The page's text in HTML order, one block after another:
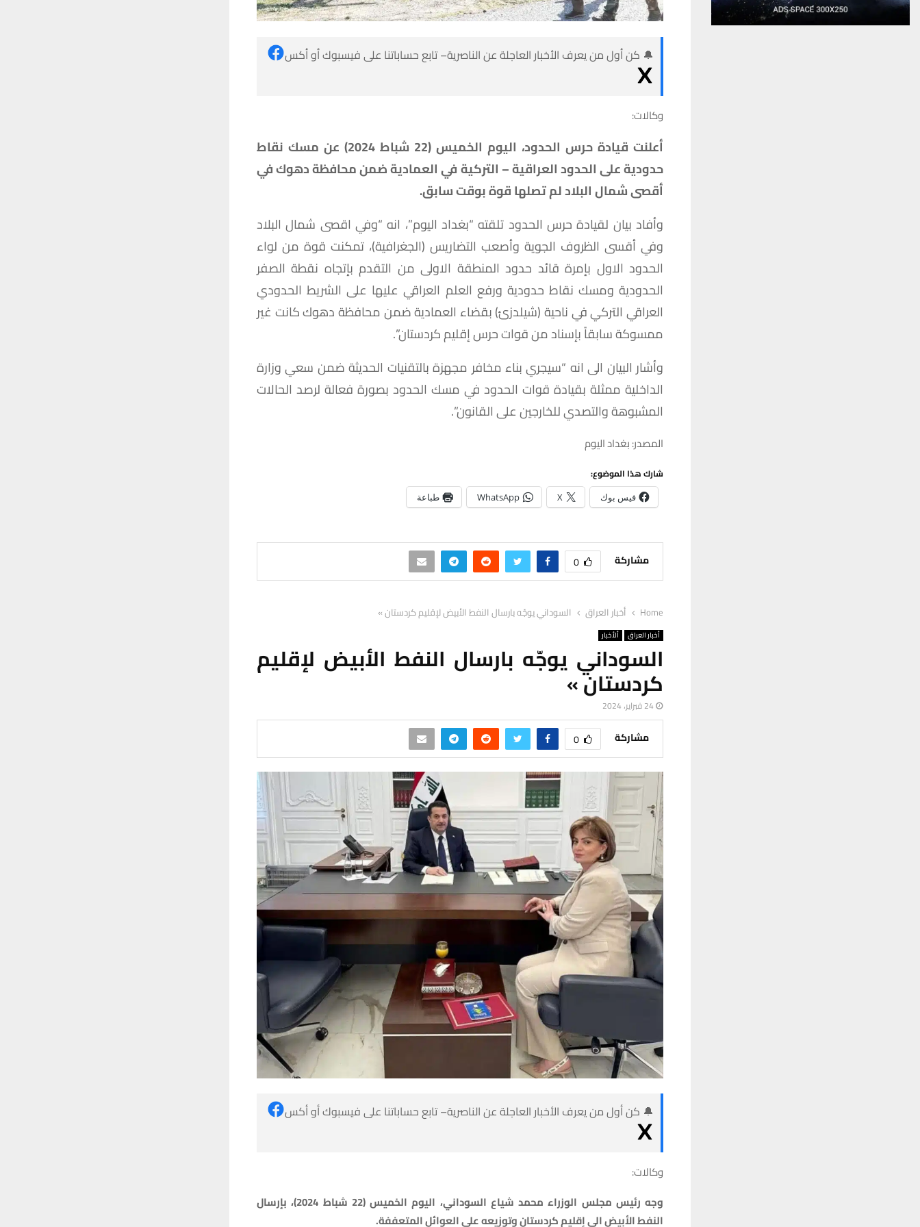
🔔 كن أول من يعرف الأخبار العاجلة عن الناصرية– تابع حساباتنا على فيسبوك أو أكس
وكالات:
أعلنت قيادة حرس الحدود، اليوم الخميس (22 شباط 2024) عن مسك نقاط
حدودية على الحدود العراقية – التركية في العمادية ضمن محافظة دهوك في
أقصى شمال البلاد لم تصلها قوة بوقت سابق.
وأفاد بيان لقيادة حرس الحدود تلقته “بغداد اليوم”، انه “وفي اقصى شمال البلاد
وفي أقسى الظروف الجوية وأصعب التضاريس (الجغرافية)، تمكنت قوة من لواء
الحدود الاول بإمرة قائد حدود المنطقة الاولى من التقدم بإتجاه نقطة الصفر
الحدودية ومسك نقاط حدودية ورفع العلم العراقي عليها على الشريط الحدودي
العراقي التركي في ناحية (شيلدزئ) بقضاء العمادية ضمن محافظة دهوك كانت غير
ممسوكة سابقاً بإسناد من قوات حرس إقليم كردستان”.
وأشار البيان الى انه “سيجري بناء مخافر مجهزة بالتقنيات الحديثة ضمن سعي وزارة
الداخلية ممثلة بقيادة قوات الحدود في مسك الحدود بصورة فعالة لرصد الحالات
المشبوهة والتصدي للخارجين على القانون”.
المصدر: بغداد اليوم
شارك هذا الموضوع:
فيس بوك X
WhatsApp طباعة
مشاركة 0
Home أخبار العراق السوداني يوجّه بارسال النفط الأبيض لإقليم كردستان »
أخبار العراق ألأخبار
السوداني يوجّه بارسال النفط الأبيض لإقليم
كردستان »
24 فبراير، 2024
مشاركة 0
🔔 كن أول من يعرف الأخبار العاجلة عن الناصرية– تابع حساباتنا على فيسبوك أو أكس
وكالات:
وجه رئيس مجلس الوزراء محمد شياع السوداني، اليوم الخميس (22 شباط 2024)، بإرسال
النفط الأبيض الى إقليم كردستان وتوزيعه على العوائل المتعففة.